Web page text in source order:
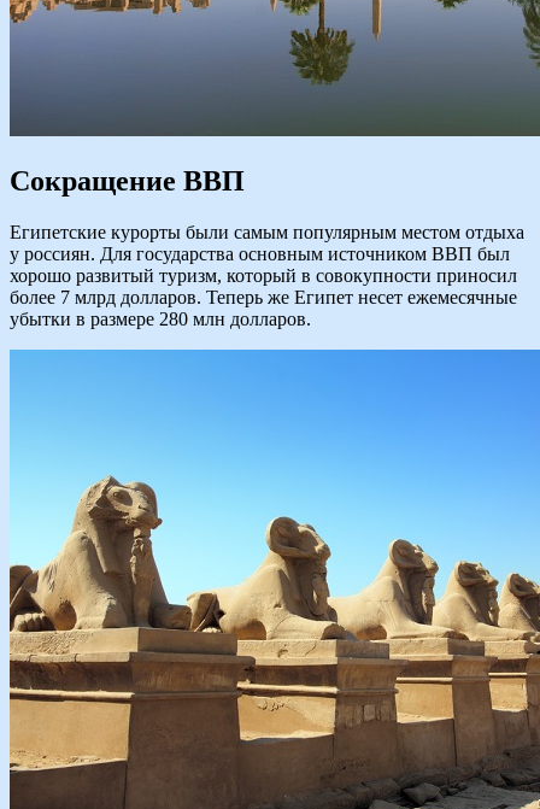
Сокращение ВВП
Египетские курорты были самым популярным местом отдыха
у россиян. Для государства основным источником ВВП был
хорошо развитый туризм, который в совокупности приносил
более 7 млрд долларов. Теперь же Египет несет ежемесячные
убытки в размере 280 млн долларов.